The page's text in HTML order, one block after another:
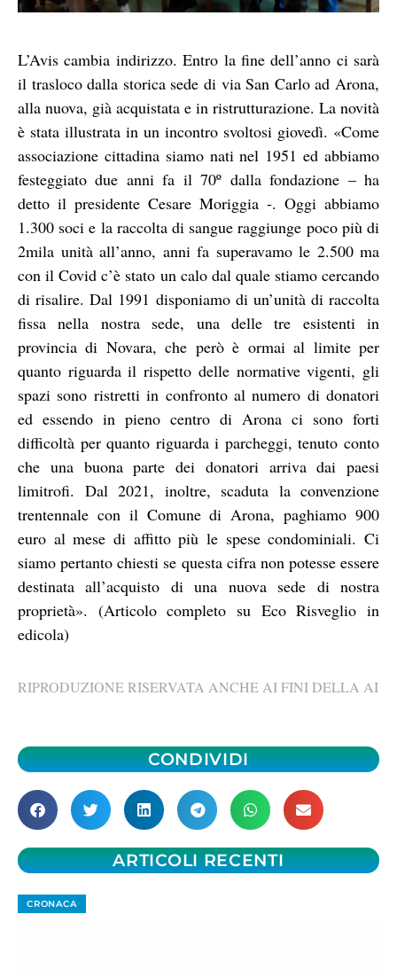
L’Avis cambia indirizzo. Entro la fine dell’anno ci sarà
il trasloco dalla storica sede di via San Carlo ad Arona,
alla nuova, già acquistata e in ristrutturazione. La novità
è stata illustrata in un incontro svoltosi giovedì. «Come
associazione cittadina siamo nati nel 1951 ed abbiamo
festeggiato due anni fa il 70º dalla fondazione – ha
detto il presidente Cesare Moriggia -. Oggi abbiamo
1.300 soci e la raccolta di sangue raggiunge poco più di
2mila unità all’anno, anni fa superavamo le 2.500 ma
con il Covid c’è stato un calo dal quale stiamo cercando
di risalire. Dal 1991 disponiamo di un’unità di raccolta
fissa nella nostra sede, una delle tre esistenti in
provincia di Novara, che però è ormai al limite per
quanto riguarda il rispetto delle normative vigenti, gli
spazi sono ristretti in confronto al numero di donatori
ed essendo in pieno centro di Arona ci sono forti
difficoltà per quanto riguarda i parcheggi, tenuto conto
che una buona parte dei donatori arriva dai paesi
limitrofi. Dal 2021, inoltre, scaduta la convenzione
trentennale con il Comune di Arona, paghiamo 900
euro al mese di affitto più le spese condominiali. Ci
siamo pertanto chiesti se questa cifra non potesse essere
destinata all’acquisto di una nuova sede di nostra
proprietà». (Articolo completo su Eco Risveglio in
edicola)
RIPRODUZIONE RISERVATA ANCHE AI FINI DELLA AI
CONDIVIDI
ARTICOLI RECENTI
CRONACA